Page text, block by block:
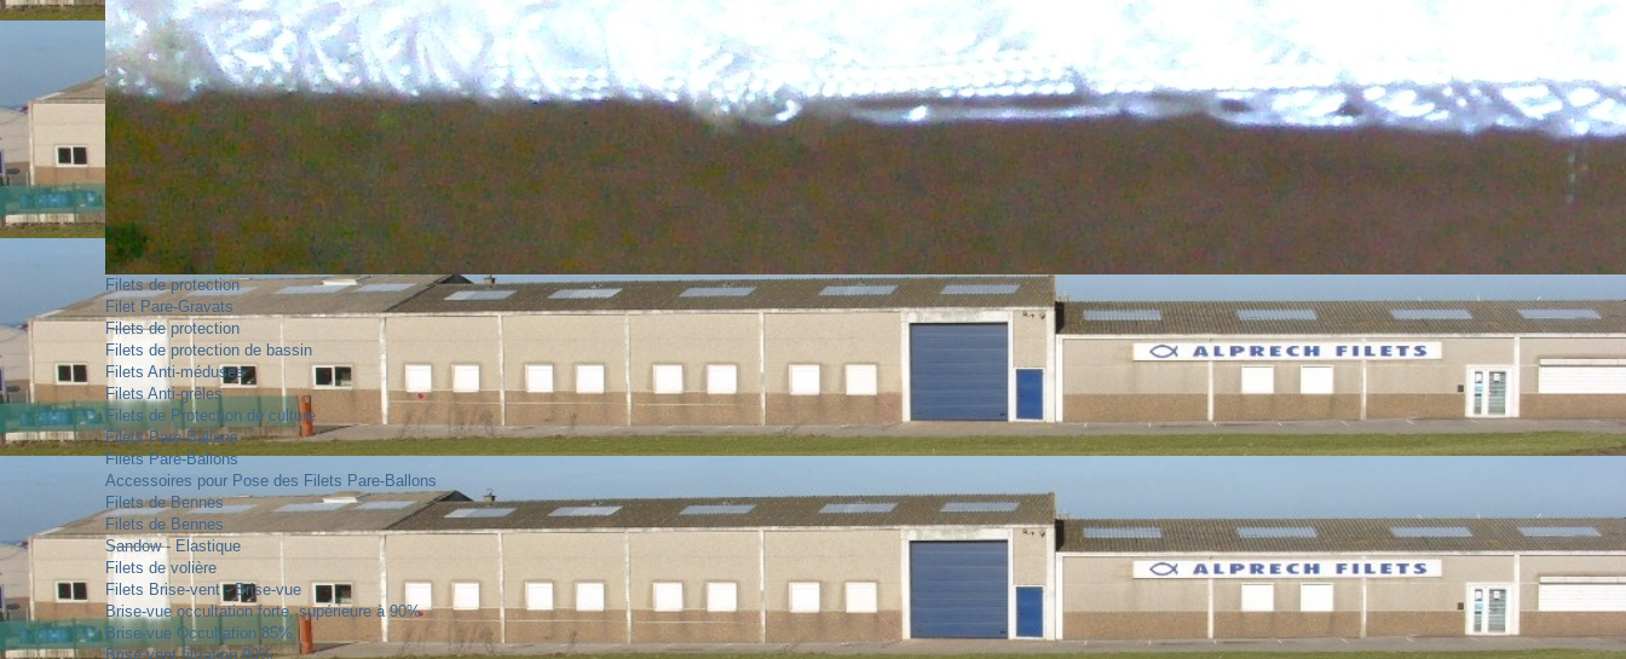
Filets de protection
Filet Pare-Gravats
Filets de protection
Filets de protection de bassin
Filets Anti-méduses
Filets Anti-grêles
Filets de Protection de culture
Filets Pare-Ballons
Filets Pare-Ballons
Accessoires pour Pose des Filets Pare-Ballons
Filets de Bennes
Filets de Bennes
Sandow - Elastique
Filets de volière
Filets Brise-vent - Brise-vue
Brise-vue occultation forte, supérieure à 90%
Brise-vue Occultation 85%
Brise-vent filtration 90%